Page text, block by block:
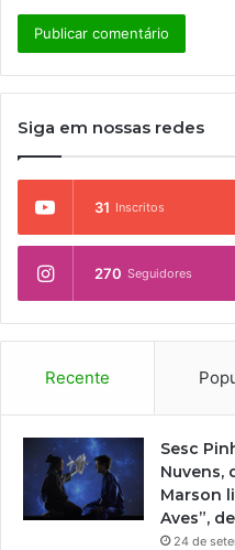
Siga em nossas redes
31 Inscritos
270 Seguidores
Recente
Sesc
Nuvens,
Marson
Aves”,
24 de